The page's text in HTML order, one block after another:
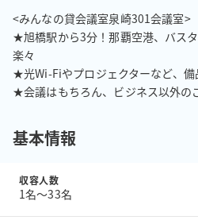
<みんなの貸会議室泉崎301会議室>
★旭橋駅から3分！那覇空港、バス
楽々
★光Wi-Fiやプロジェクターなど、備
★会議はもちろん、ビジネス以外の
基本情報
収容人数
1名〜33名